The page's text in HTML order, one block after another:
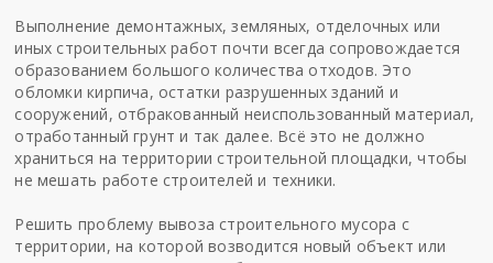
Выполнение демонтажных, земляных, отделочных или
иных строительных работ почти всегда сопровождается
образованием большого количества отходов. Это
обломки кирпича, остатки разрушенных зданий и
сооружений, отбракованный неиспользованный материал,
отработанный грунт и так далее. Всё это не должно
храниться на территории строительной площадки, чтобы
не мешать работе строителей и техники.
Решить проблему вывоза строительного мусора с
территории, на которой возводится новый объект или